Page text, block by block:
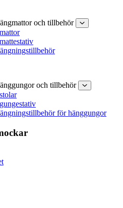
och tillbehör
och tillbehör
för hänggungor